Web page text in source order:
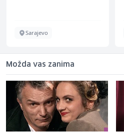
Sarajevo
Možda vas zanima